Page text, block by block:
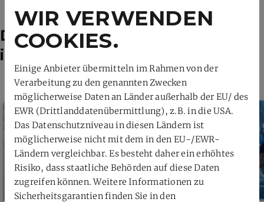
Das könnte dich auch
interessieren
WIR VERWENDEN
COOKIES.
Einige Anbieter übermitteln im Rahmen von der
Verarbeitung zu den genannten Zwecken
möglicherweise Daten an Länder außerhalb der EU/ des
EWR (Drittlanddatenübermittlung), z.B. in die USA.
Das Datenschutzniveau in diesen Ländern ist
möglicherweise nicht mit dem in den EU-/EWR-
Ländern vergleichbar. Es besteht daher ein erhöhtes
Risiko, dass staatliche Behörden auf diese Daten
zugreifen können. Weitere Informationen zu
Sicherheitsgarantien finden Sie in den